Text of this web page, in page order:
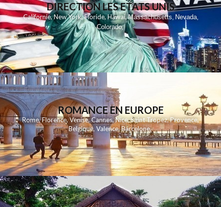
DIRECTION LES ETATS UNIS
Californie,New York,Floride,Hawai,Massachusetts, Nevada,
Colorado,
ROMANCE EN EUROPE
Rome,Florence,Venise,Cannes,Nice,Saint Tropez,Provence,
Belgique,Valence,Barcelone,